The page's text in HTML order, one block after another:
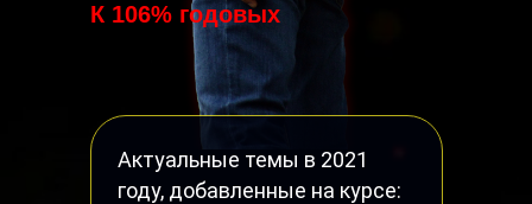
К 106% годовых
Актуальные темы в 2021
году, добавленные на курсе: